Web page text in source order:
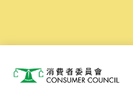
消费者委员会